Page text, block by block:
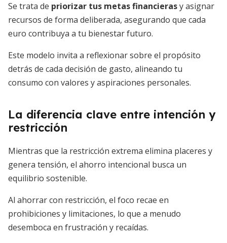
Se trata de priorizar tus metas financierasy asignar
recursos de forma deliberada, asegurando que cada
euro contribuya a tu bienestar futuro.
Este modelo invita a reflexionar sobre el propósito
detrás de cada decisión de gasto, alineando tu
consumo con valores y aspiraciones personales.
La diferencia clave entre intención y
restricción
Mientras que la restricción extrema elimina placeres y
genera tensión, el ahorro intencional busca un
equilibrio sostenible.
Al ahorrar con restricción, el foco recae en
prohibiciones y limitaciones, lo que a menudo
desemboca en frustración y recaídas.